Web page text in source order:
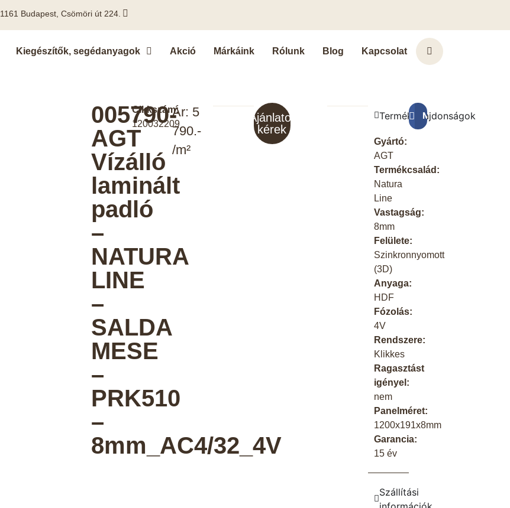
1161 Budapest, Csömöri út 224.
Kiegészítők, segédanyagok Akció Márkáink Rólunk Blog Kapcsolat
005790-
AGT
Vízálló
laminált
padló
–
NATURA
LINE
–
SALDA
MESE
–
PRK510
–
8mm_AC4/32_4V
Cikkszám:
120032209
Ár: 5
790.-
/m²
Ajánlatot
kérek
Terméktulajdonságok
Gyártó:
AGT
Termékcsalád:
Natura
Line
Vastagság:
8mm
Felülete:
Szinkronnyomott
(3D)
Anyaga:
HDF
Fózolás:
4V
Rendszere:
Klikkes
Ragasztást
igényel:
nem
Panelméret:
1200x191x8mm
Garancia:
15 év
Szállítási
Megosztás a